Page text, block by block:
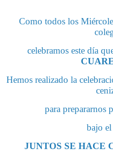
Como todos los
celebramos este día
Hemos realizado la
para prepararnos
bajo
JUNTOS SE HACE